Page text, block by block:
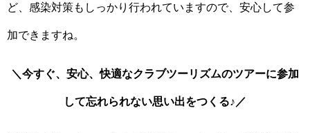
ど、感染対策もしっかり行われていますので、安心して参
加できますね。
＼今すぐ、安心、快適なクラブツーリズムのツアーに参加
して忘れられない思い出をつくる♪／